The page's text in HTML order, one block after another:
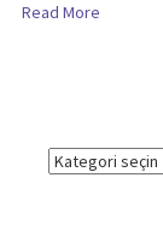
Read More
KATEGORİLER